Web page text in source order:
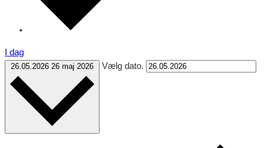
I dag
26.05.2026 26 maj 2026 Vælg dato.